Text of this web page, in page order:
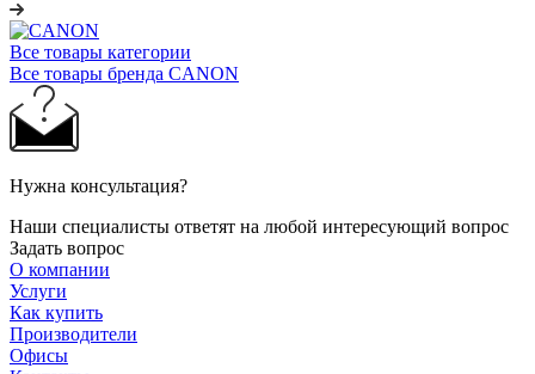
Все товары категории
Все товары бренда CANON
Нужна консультация?
Наши специалисты ответят на любой интересующий вопрос
Задать вопрос
О компании
Услуги
Как купить
Производители
Офисы